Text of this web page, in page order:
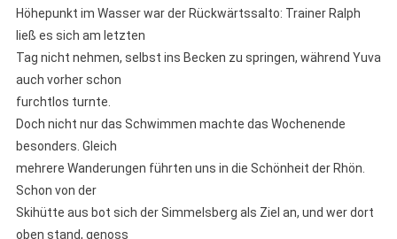
Höhepunkt im Wasser war der Rückwärtssalto: Trainer Ralph
ließ es sich am letzten
Tag nicht nehmen, selbst ins Becken zu springen, während Yuva
auch vorher schon
furchtlos turnte.
Doch nicht nur das Schwimmen machte das Wochenende
besonders. Gleich
mehrere Wanderungen führten uns in die Schönheit der Rhön.
Schon von der
Skihütte aus bot sich der Simmelsberg als Ziel an, und wer dort
oben stand, genoss